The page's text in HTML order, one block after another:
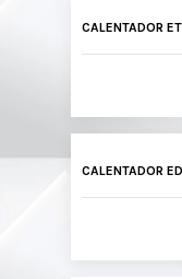
CALENTADOR
CALENTADOR